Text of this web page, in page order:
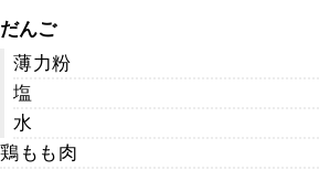
だんご
薄力粉
塩
水
鶏もも肉